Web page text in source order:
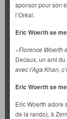
sponsor pour son
l’Oréal.
Eric Woerth se
«Florence Woerth
Decaux, un ami
avec l’Aga Khan,
Eric Woerth se
Eric Woerth adore
de la rando), à